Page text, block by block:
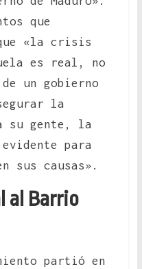
que
«la crisis
es real, no
un gobierno
la
su gente, la
para
sus causas».
al Barrio
partió en